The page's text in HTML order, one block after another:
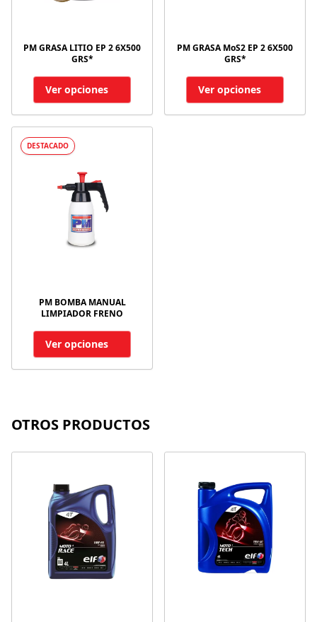
PM GRASA LITIO EP 2 6X500
GRS*
Ver opciones
PM GRASA MoS2 EP 2 6X500
GRS*
Ver opciones
DESTACADO
PM BOMBA MANUAL
LIMPIADOR FRENO
Ver opciones
OTROS PRODUCTOS